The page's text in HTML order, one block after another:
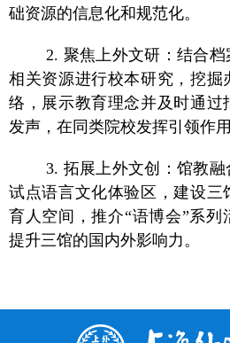
础资源的信息化和规范化。
2. 聚焦上外文研：结合
相关资源进行校本研究，挖掘
络，展示教育理念并及时通过
发声，在同类院校发挥引领作用
3. 拓展上外文创：馆教融
试点语言文化体验区，建设三
育人空间，推介“语博会”系列
提升三馆的国内外影响力。